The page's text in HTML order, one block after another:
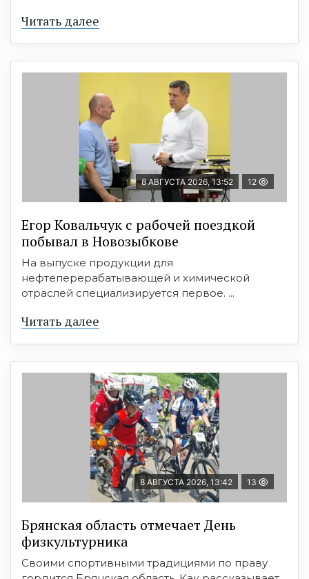
Читать далее
8 АВГУСТА 2026, 13:52 12
Егор Ковальчук с рабочей поездкой
побывал в Новозыбкове
На выпуске продукции для
нефтеперерабатывающей и химической
отраслей специализируется первое. ...
Читать далее
8 АВГУСТА 2026, 13:42 13
Брянская область отмечает День
физкультурника
Своими спортивными традициями по праву